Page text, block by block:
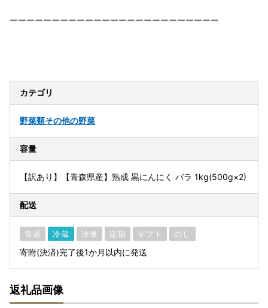
ーーーーーーーーーーーーーーーーーーーーーーーーー
カテゴリ
野菜類その他の野菜
容量
【訳あり】【青森県産】熟成 黒にんにく バラ 1kg(500g×2)
配送
常温 冷蔵 冷凍 定期 ギフト のし
寄附(決済)完了後1か月以内に発送
返礼品画像